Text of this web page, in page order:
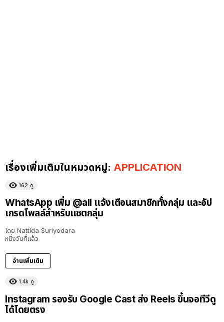
เรื่องเพิ่มเติมในหมวดหมู่: APPLICATION
162 ดู
WhatsApp เพิ่ม @all แจ้งเตือนสมาชิกทั้งกลุ่ม และอัป
เกรดโพลล์สำหรับแชตกลุ่ม
โดย Nattida Suriyodara
หนึ่งวันที่แล้ว
อ่านเพิ่มเติม
1.4k ดู
Instagram รองรับ Google Cast ส่ง Reels ขึ้นจอทีวีดู
ได้โดยตรง